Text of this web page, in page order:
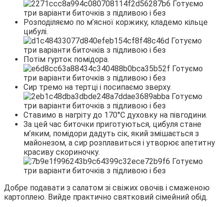
Розподіляємо по м’ясної коржику, кладемо кільце
цибулі.
Потім гурток помідора.
Сир тремо на тертці і посипаємо зверху.
Ставимо в нагріту до 170°С духовку на півгодини.
За цей час биточки приготуються, цибуля стане
м’яким, помідори дадуть сік, який змішається з
майонезом, а сир розплавиться і утворює апетитну
красиву скориночку.
Добре подавати з салатом зі свіжих овочів і смаженою
картоплею. Вийде практично святковий сімейний обід.